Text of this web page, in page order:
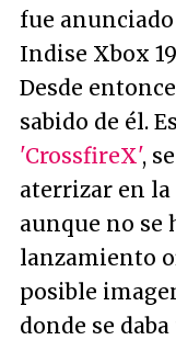
fue
Indise Xbox
Desde
sabido de él.
'CrossfireX',
aterrizar en
aunque no se
lanzamiento
posible
donde se